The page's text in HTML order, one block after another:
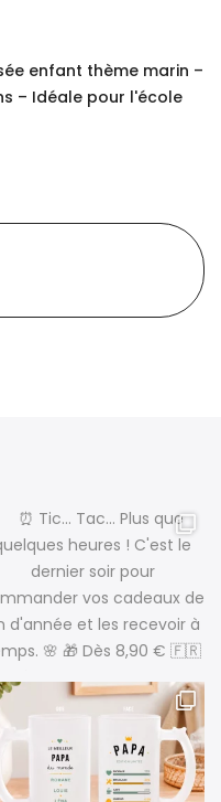
enfant thème marin –
– Idéale pour l'école